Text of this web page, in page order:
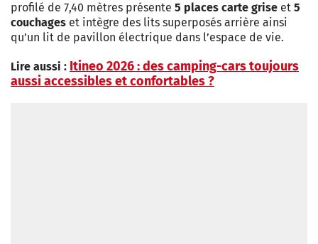
profilé de 7,40 mètres présente 5 places carte grise et 5
couchages et intègre des lits superposés arrière ainsi
qu’un lit de pavillon électrique dans l’espace de vie.
Lire aussi : Itineo 2026 : des camping-cars toujours
aussi accessibles et confortables ?